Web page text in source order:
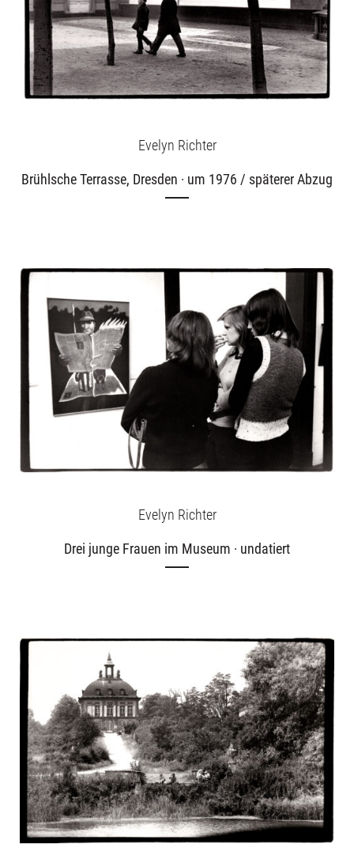
Evelyn Richter
Brühlsche Terrasse, Dresden · um 1976 / späterer Abzug
Evelyn Richter
Drei junge Frauen im Museum · undatiert